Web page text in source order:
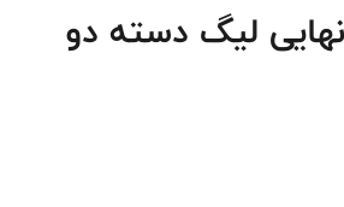
لیگ دسته دو